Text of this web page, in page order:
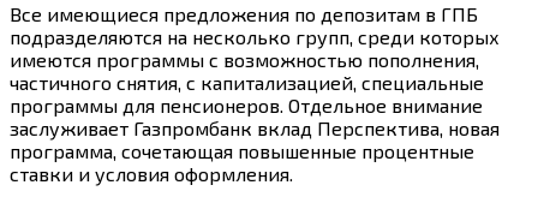
Все имеющиеся предложения по депозитам в ГПБ
подразделяются на несколько групп, среди которых
имеются программы с возможностью пополнения,
частичного снятия, с капитализацией, специальные
программы для пенсионеров. Отдельное внимание
заслуживает Газпромбанк вклад Перспектива, новая
программа, сочетающая повышенные процентные
ставки и условия оформления.